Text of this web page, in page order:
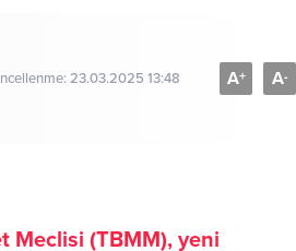
23.03.2025 13:48 A+ A-
Meclisi (TBMM), yeni